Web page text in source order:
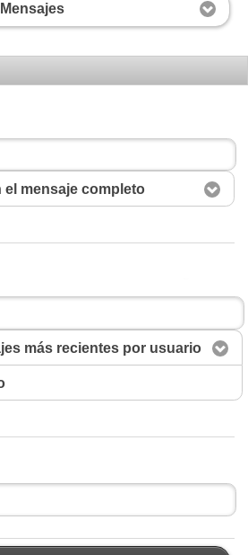
Mensajes
el mensaje completo
más recientes por usuario